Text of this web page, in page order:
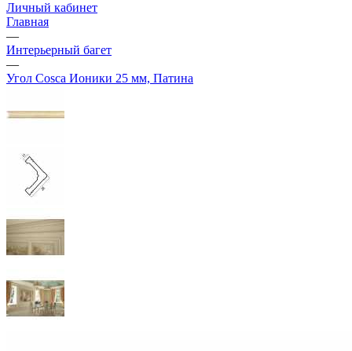
Личный кабинет
Главная
—
Интерьерный багет
—
Угол Cosca Ионики 25 мм, Патина